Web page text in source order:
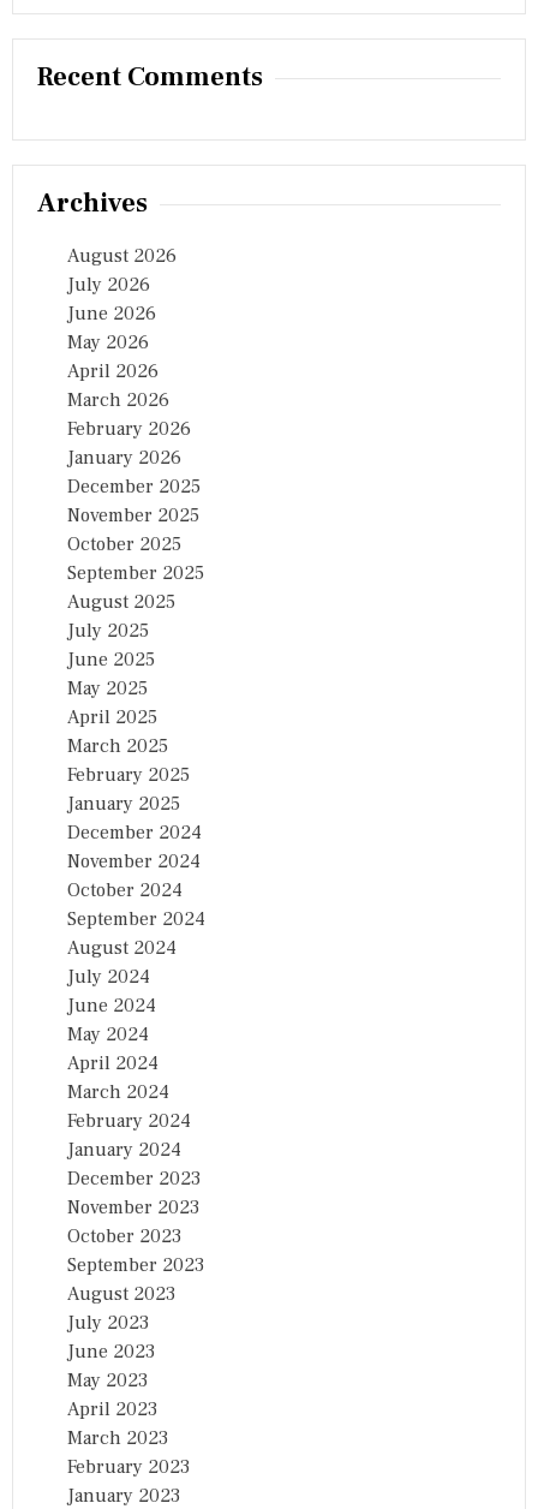
Recent Comments
Archives
August 2026
July 2026
June 2026
May 2026
April 2026
March 2026
February 2026
January 2026
December 2025
November 2025
October 2025
September 2025
August 2025
July 2025
June 2025
May 2025
April 2025
March 2025
February 2025
January 2025
December 2024
November 2024
October 2024
September 2024
August 2024
July 2024
June 2024
May 2024
April 2024
March 2024
February 2024
January 2024
December 2023
November 2023
October 2023
September 2023
August 2023
July 2023
June 2023
May 2023
April 2023
March 2023
February 2023
January 2023